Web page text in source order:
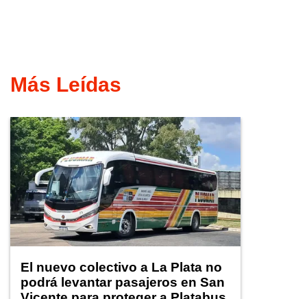
Más Leídas
El nuevo colectivo a La Plata no
podrá levantar pasajeros en San